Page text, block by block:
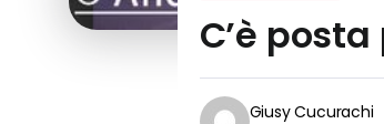
C’è
Giusy Cucurachi